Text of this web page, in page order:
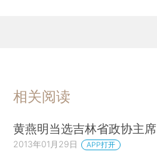
相关阅读
黄燕明当选吉林省政协主席
2013年01月29日 APP打开